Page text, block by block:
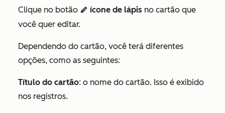
Clique no botão editIcon ícone de lápis no cartão que
você quer editar.
Dependendo do cartão, você terá diferentes
opções, como as seguintes:
Título do cartão: o nome do cartão. Isso é exibido
nos registros.